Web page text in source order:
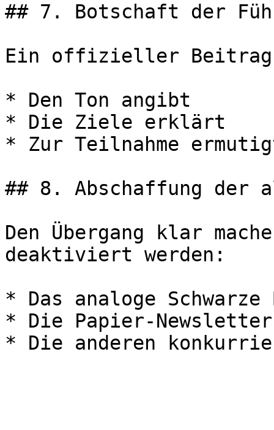
## 7. Botschaft der
Ein offizieller Beitrag
* Den Ton angibt
* Die Ziele erklärt
* Zur Teilnahme
## 8. Abschaffung der
Den Übergang klar
deaktiviert werden:
* Das analoge
* Die Papier-Newsletter